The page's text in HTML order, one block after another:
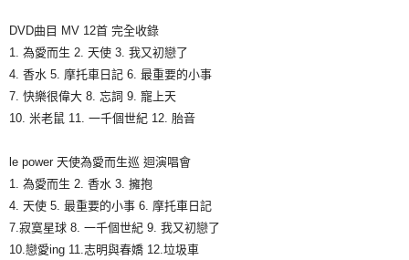
海外地區配送
DVD曲目 MV 12首 完全收錄
1. 為愛而生 2. 天使 3. 我又初戀了
4. 香水 5. 摩托車日記 6. 最重要的小事
7. 快樂很偉大 8. 忘詞 9. 寵上天
10. 米老鼠 11. 一千個世紀 12. 胎音
le power 天使為愛而生巡 迴演唱會
1. 為愛而生 2. 香水 3. 擁抱
4. 天使 5. 最重要的小事 6. 摩托車日記
7.寂寞星球 8. 一千個世紀 9. 我又初戀了
10.戀愛ing 11.志明與春嬌 12.垃圾車